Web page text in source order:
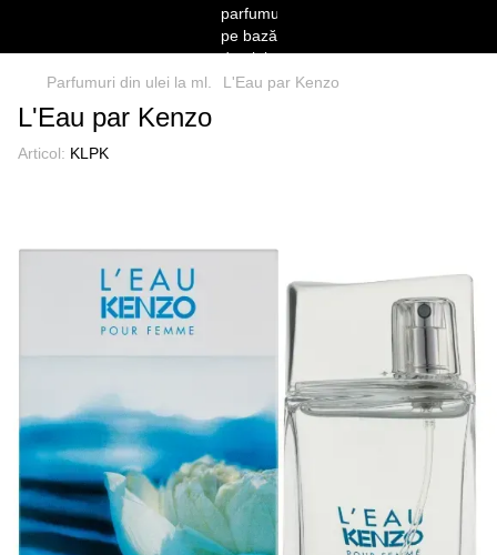
Parfumuri din ulei la ml. L'Eau par Kenzo
L'Eau par Kenzo
Articol: KLPK